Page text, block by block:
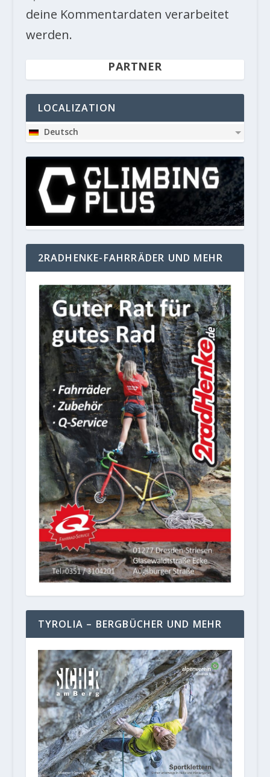
deine Kommentardaten verarbeitet
werden.
PARTNER
LOCALIZATION
Deutsch
2RADHENKE-FAHRRÄDER UND MEHR
TYROLIA – BERGBÜCHER UND MEHR